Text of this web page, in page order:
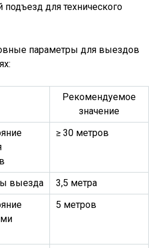
для технического
параметры для выездов
Рекомендуемое
значение
≥ 30 метров
выезда
3,5 метра
5 метров